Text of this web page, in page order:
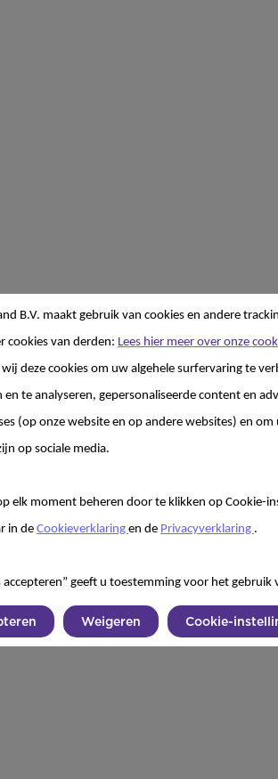
B.V. maakt gebruik van cookies en andere
cookies van derden: Lees hier meer over onze
deze cookies om uw algehele surfervaring te
te analyseren, gepersonaliseerde content en
(op onze website en op andere websites) en
op sociale media.
elk moment beheren door te klikken op Cookie-
in deCookieverklaring en de Privacyverklaring .
accepteren” geeft u toestemming voor het gebruik
Weigeren Cookie-